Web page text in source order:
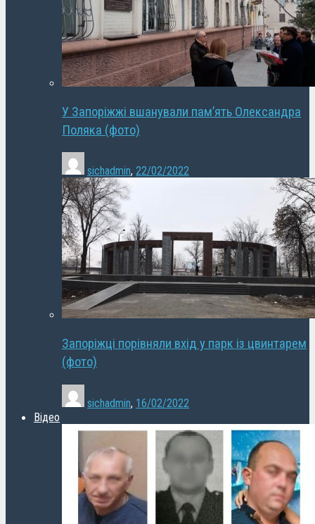
У Запоріжжі вшанували пам’ять Олександра
Поляка (фото)
sichadmin, 22/02/2022
Запоріжці порівняли вхід у парк із цвинтарем
(фото)
sichadmin, 16/02/2022
Відео